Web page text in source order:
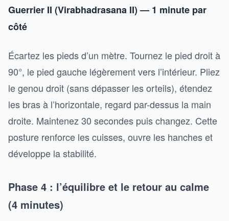
Guerrier II (Virabhadrasana II) — 1 minute par
côté
Écartez les pieds d’un mètre. Tournez le pied droit à
90°, le pied gauche légèrement vers l’intérieur. Pliez
le genou droit (sans dépasser les orteils), étendez
les bras à l’horizontale, regard par-dessus la main
droite. Maintenez 30 secondes puis changez. Cette
posture renforce les cuisses, ouvre les hanches et
développe la stabilité.
Phase 4 : l’équilibre et le retour au calme
(4 minutes)